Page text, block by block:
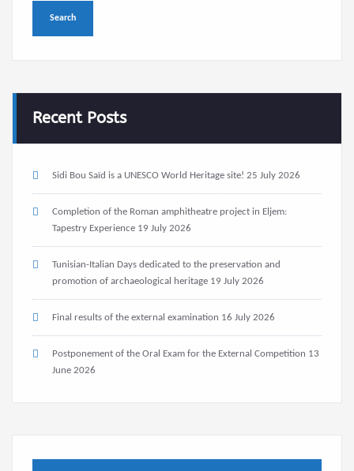
Recent Posts
Sidi Bou Saïd is a UNESCO World Heritage site! 25 July 2026
Completion of the Roman amphitheatre project in Eljem:
Tapestry Experience 19 July 2026
Tunisian-Italian Days dedicated to the preservation and
promotion of archaeological heritage 19 July 2026
Final results of the external examination 16 July 2026
Postponement of the Oral Exam for the External Competition 13
June 2026